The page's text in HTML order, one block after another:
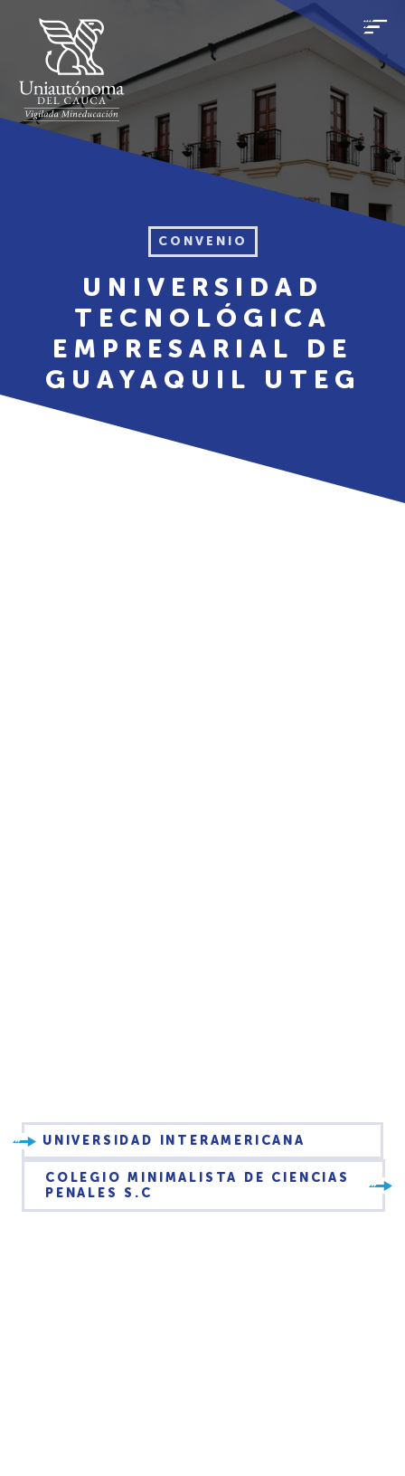
CONVENIO
UNIVERSIDAD
TECNOLÓGICA
EMPRESARIAL DE
GUAYAQUIL UTEG
UNIVERSIDAD INTERAMERICANA
COLEGIO MINIMALISTA DE CIENCIAS
PENALES S.C